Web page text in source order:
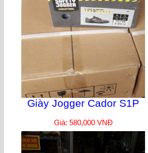
Giày Jogger Cador S1P
Giá: 580,000 VNĐ